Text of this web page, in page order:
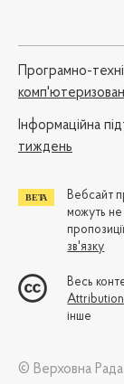
Програмно-
Iнформаційна
тиждень
Вебсайт
можуть
зв'язку
Весь
інше
© Верховна